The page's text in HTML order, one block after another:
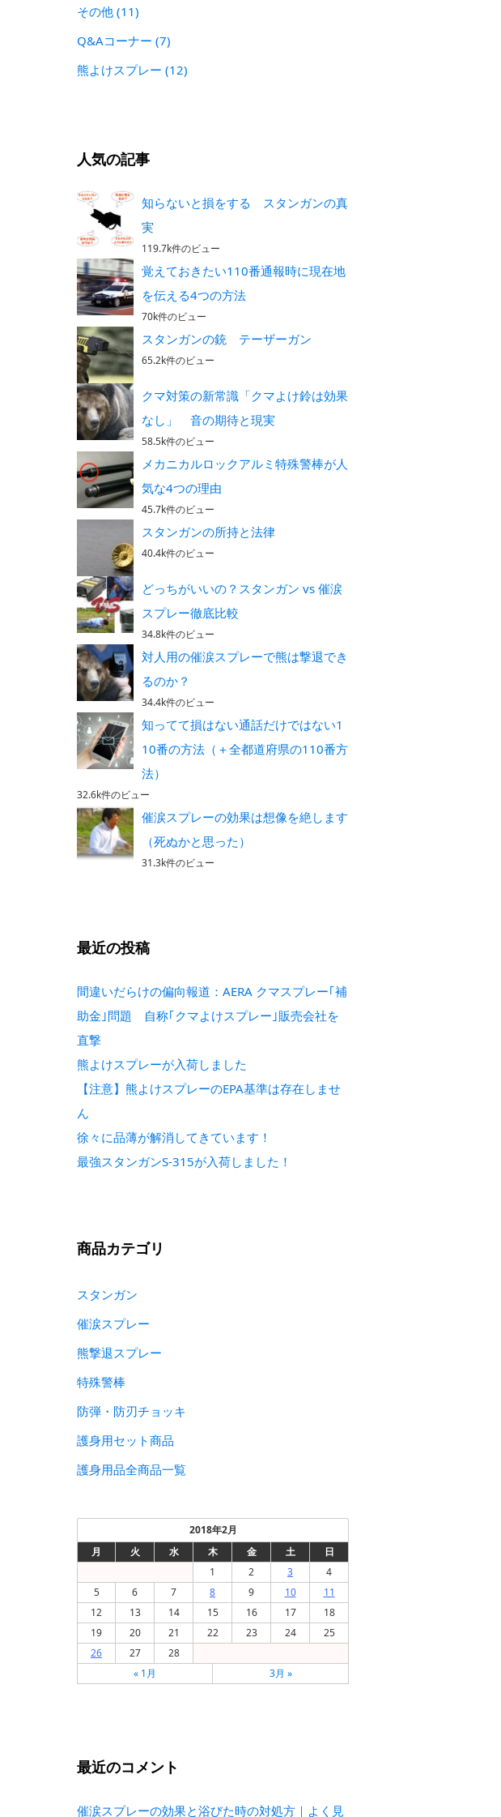
その他 (11)
Q&Aコーナー (7)
熊よけスプレー (12)
人気の記事
知らないと損をする スタンガンの真
実
119.7k件のビュー
覚えておきたい110番通報時に現在地
を伝える4つの方法
70k件のビュー
スタンガンの銃 テーザーガン
65.2k件のビュー
クマ対策の新常識「クマよけ鈴は効果
なし」 音の期待と現実
58.5k件のビュー
メカニカルロックアルミ特殊警棒が人
気な4つの理由
45.7k件のビュー
スタンガンの所持と法律
40.4k件のビュー
どっちがいいの？スタンガン vs 催涙
スプレー徹底比較
34.8k件のビュー
対人用の催涙スプレーで熊は撃退でき
るのか？
34.4k件のビュー
知ってて損はない通話だけではない1
10番の方法（＋全都道府県の110番方
法）
32.6k件のビュー
催涙スプレーの効果は想像を絶します
（死ぬかと思った）
31.3k件のビュー
最近の投稿
間違いだらけの偏向報道：AERA クマスプレー｢補
助金｣問題 自称｢クマよけスプレー｣販売会社を
直撃
熊よけスプレーが入荷しました
【注意】熊よけスプレーのEPA基準は存在しませ
ん
徐々に品薄が解消してきています！
最強スタンガンS-315が入荷しました！
商品カテゴリ
スタンガン
催涙スプレー
熊撃退スプレー
特殊警棒
防弾・防刃チョッキ
護身用セット商品
護身用品全商品一覧
2018年2月
月
火 水 木 金 土
日
1
2 3
4
5
6 7 8 9 10
11
12
13 14 15 16 17
18
19
20 21 22 23 24
25
26
27
28
« 1月
3月 »
最近のコメント
催涙スプレーの効果と浴びた時の対処方｜よく見